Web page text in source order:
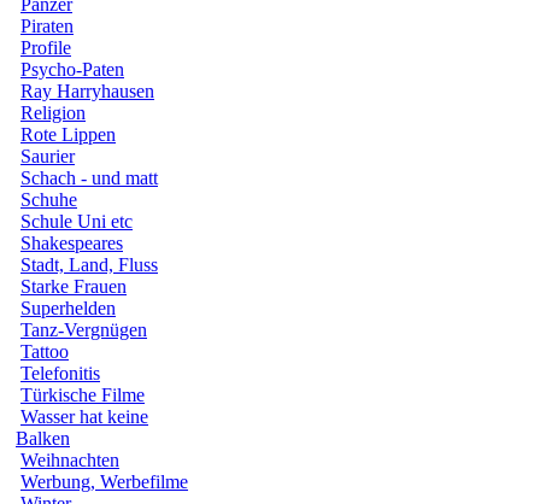
Panzer
Piraten
Profile
Psycho-Paten
Ray Harryhausen
Religion
Rote Lippen
Saurier
Schach - und matt
Schuhe
Schule Uni etc
Shakespeares
Stadt, Land, Fluss
Starke Frauen
Superhelden
Tanz-Vergnügen
Tattoo
Telefonitis
Türkische Filme
Wasser hat keine
Balken
Weihnachten
Werbung, Werbefilme